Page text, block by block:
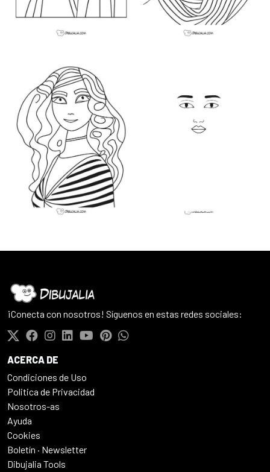
¡Conecta con nosotros! Síguenos en estas redes sociales:
ACERCA DE
Condiciones de Uso
Politica de Privacidad
Nosotros-as
Ayuda
Cookies
Boletín · Newsletter
Dibujalia Tools